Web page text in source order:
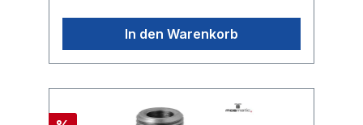
In den Warenkorb